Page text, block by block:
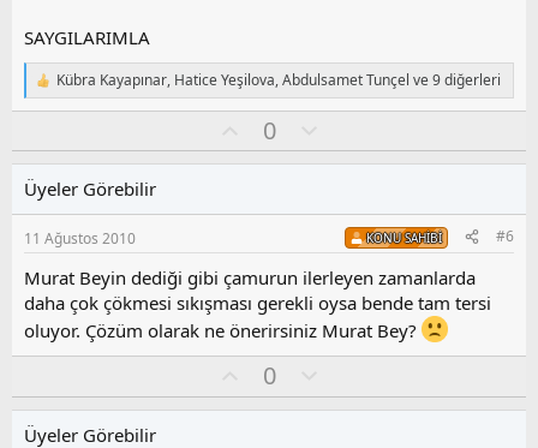
SAYGILARIMLA
T
e
i
l
e
r
:
Kübra Kayapınar, Hatice Yeşilova,Abdulsamet Tunçel ve 9 diğerleri
y
0
l
s
u
z
o
y
l
Üyeler Görebilir
11 Ağustos 2010 KONU SAHIBI #6
Murat Beyin dediği gibi çamurun ilerleyen zamanlarda
daha çok çökmesi sıkışması gerekli oysa bende tam tersi
oluyor. Çözüm olarak ne önerirsiniz Murat Bey?
y
0
l
Üyeler Görebilir